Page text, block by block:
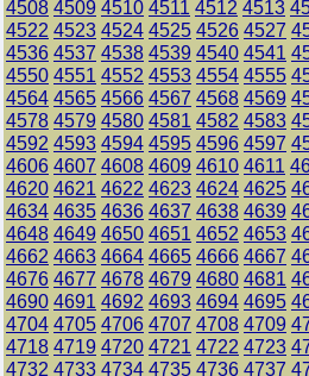
4508 4509 4510 4511 4512 4513
4522 4523 4524 4525 4526 4527
4536 4537 4538 4539 4540 4541
4550 4551 4552 4553 4554 4555
4564 4565 4566 4567 4568 4569
4578 4579 4580 4581 4582 4583
4592 4593 4594 4595 4596 4597
4606 4607 4608 4609 4610 4611
4620 4621 4622 4623 4624 4625
4634 4635 4636 4637 4638 4639
4648 4649 4650 4651 4652 4653
4662 4663 4664 4665 4666 4667
4676 4677 4678 4679 4680 4681
4690 4691 4692 4693 4694 4695
4704 4705 4706 4707 4708 4709
4718 4719 4720 4721 4722 4723
4732 4733 4734 4735 4736 4737